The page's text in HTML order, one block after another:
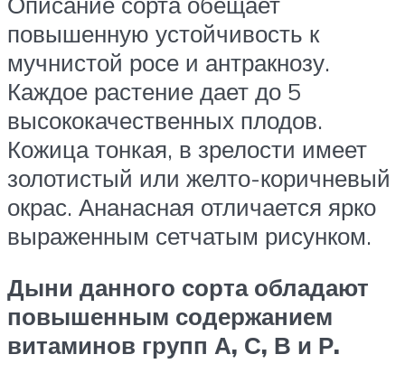
повышенную устойчивость к
мучнистой росе и антракнозу.
Каждое растение дает до 5
высококачественных плодов.
Кожица тонкая, в зрелости имеет
золотистый или желто-коричневый
окрас. Ананасная отличается ярко
выраженным сетчатым рисунком.
Дыни данного сорта обладают
повышенным содержанием
витаминов групп А, С, В и Р.